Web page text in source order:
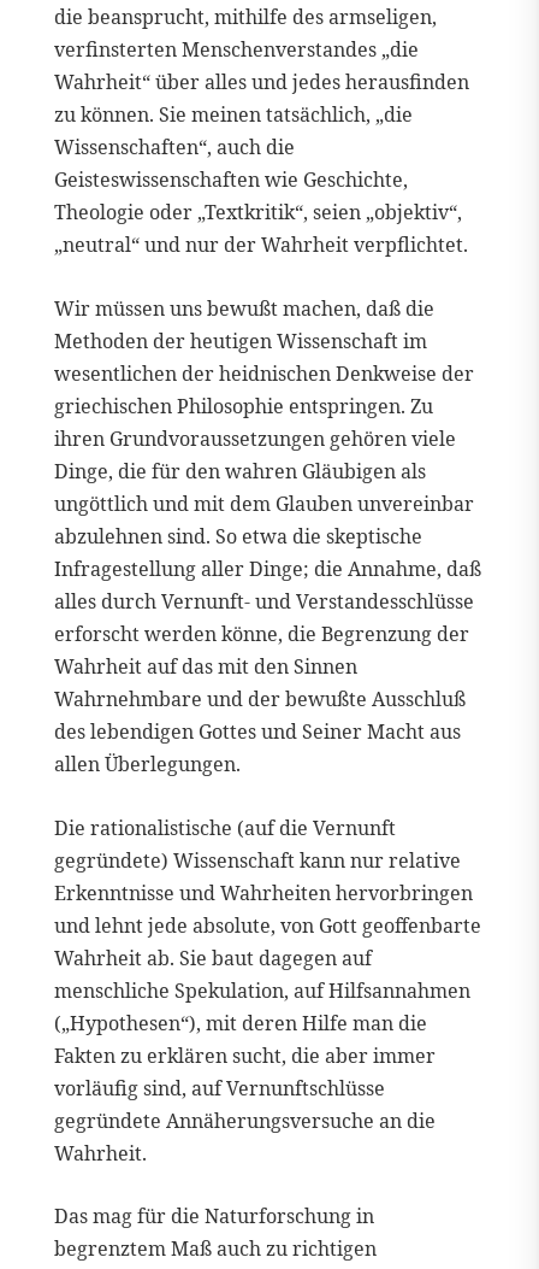
die beansprucht, mithilfe des armseligen,
verfinsterten Menschenverstandes „die
Wahrheit“ über alles und jedes herausfinden
zu können. Sie meinen tatsächlich, „die
Wissenschaften“, auch die
Geisteswissenschaften wie Geschichte,
Theologie oder „Textkritik“, seien „objektiv“,
„neutral“ und nur der Wahrheit verpflichtet.
Wir müssen uns bewußt machen, daß die
Methoden der heutigen Wissenschaft im
wesentlichen der heidnischen Denkweise der
griechischen Philosophie entspringen. Zu
ihren Grundvoraussetzungen gehören viele
Dinge, die für den wahren Gläubigen als
ungöttlich und mit dem Glauben unvereinbar
abzulehnen sind. So etwa die skeptische
Infragestellung aller Dinge; die Annahme, daß
alles durch Vernunft- und Verstandesschlüsse
erforscht werden könne, die Begrenzung der
Wahrheit auf das mit den Sinnen
Wahrnehmbare und der bewußte Ausschluß
des lebendigen Gottes und Seiner Macht aus
allen Überlegungen.
Die rationalistische (auf die Vernunft
gegründete) Wissenschaft kann nur relative
Erkenntnisse und Wahrheiten hervorbringen
und lehnt jede absolute, von Gott geoffenbarte
Wahrheit ab. Sie baut dagegen auf
menschliche Spekulation, auf Hilfsannahmen
(„Hypothesen“), mit deren Hilfe man die
Fakten zu erklären sucht, die aber immer
vorläufig sind, auf Vernunftschlüsse
gegründete Annäherungsversuche an die
Wahrheit.
Das mag für die Naturforschung in
begrenztem Maß auch zu richtigen